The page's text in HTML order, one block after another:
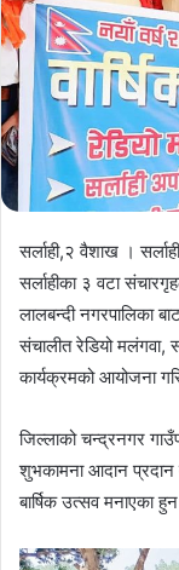
सर्लाही,२ वैशाख ।
सर्लाहीका ३ वटा
लालबन्दी नगरपालिका
संचालीत रेडियो मलंगवा,
कार्यक्रमको आयोजना
जिल्लाको चन्द्रनगर
शुभकामना आदान प्रदान
बार्षिक उत्सव मनाएका